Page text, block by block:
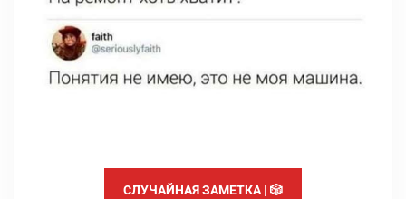
СЛУЧАЙНАЯ ЗАМЕТКА | 🎲